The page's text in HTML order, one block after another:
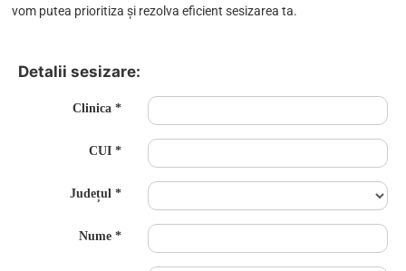
vom putea prioritiza și rezolva eficient sesizarea ta.
Detalii sesizare:
Clinica
CUI
Județul
Nume